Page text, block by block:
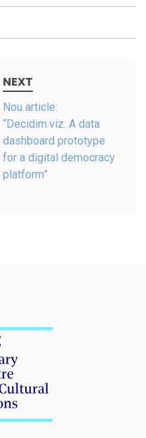
NEXT
Nou article:
“Decidim.viz: A data
dashboard prototype
for a digital democracy
platform”